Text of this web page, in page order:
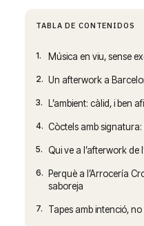
TABLA DE CONTENIDOS
1. Música en viu, sense
2. Un afterwork a
3. L’ambient: càlid, i ben
4. Còctels amb
5. Qui ve a l’afterwork de
6.
Perquè a l’Arrocería
saboreja
7. Tapes amb intenció,